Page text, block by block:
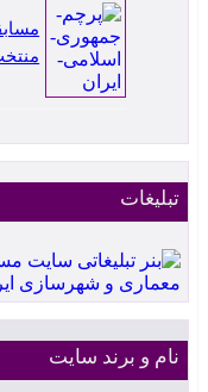
تبلیغات
نام و برند سایت